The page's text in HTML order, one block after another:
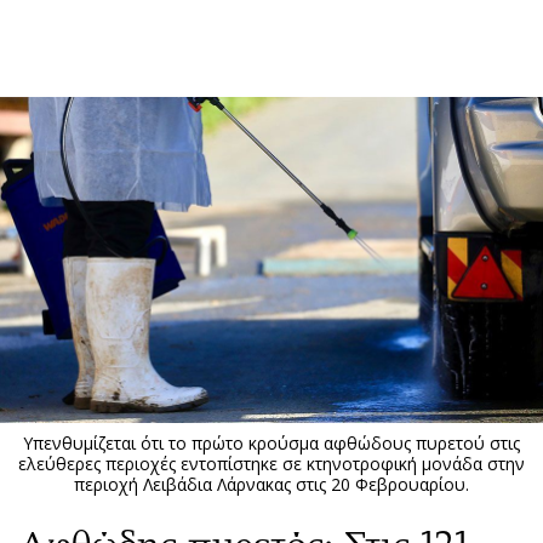
ΚΑΤΗΓΟΡΙΕΣ ΣΥΝΔΕΣΗ
Κύπρος
Παιδεία
Υγεία
Πολιτική
Βουλευτικές 2026
Εκλογές 2024
Προεδρικές 2023
Δημοσκοπήσεις
Διπλωματία
Απόψεις
Αρθρογραφία
The Hill
Αγγελίες
Ενοικιάζονται
Πωλούνται
Ζητούν εργασία
Θέσεις εργασίας
Υπενθυμίζεται ότι το πρώτο κρούσμα αφθώδους πυρετού στις
ελεύθερες περιοχές εντοπίστηκε σε κτηνοτροφική μονάδα στην
περιοχή Λειβάδια Λάρνακας στις 20 Φεβρουαρίου.